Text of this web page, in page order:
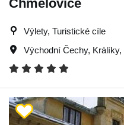
Chmelovice
Výlety, Turistické cíle
Východní Čechy, Králíky,